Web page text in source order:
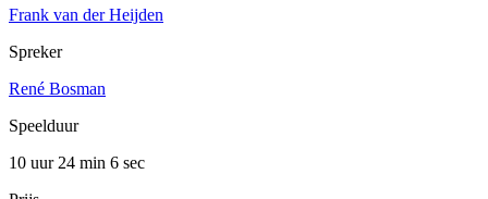
Frank van der Heijden
Spreker
René Bosman
Speelduur
10 uur 24 min 6 sec